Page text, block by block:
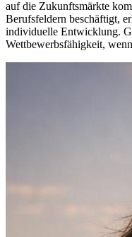
auf die Zukunftsmärkte
Berufsfeldern beschäftigt,
individuelle Entwicklung.
Wettbewerbsfähigkeit,